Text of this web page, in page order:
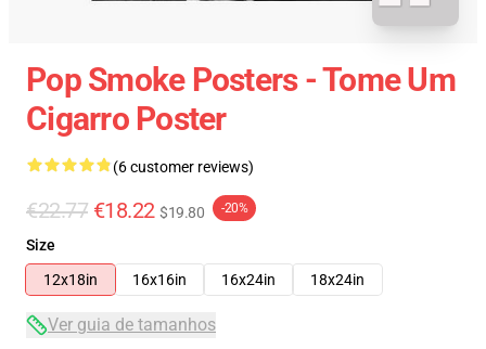
Pop Smoke Posters - Tome Um
Cigarro Poster
(6 customer reviews)
€22.77 €18.22 $19.80 -20%
Size
12x18in
16x16in 16x24in 18x24in
Ver guia de tamanhos